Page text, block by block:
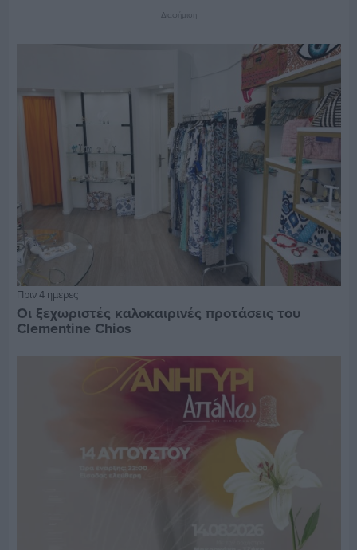
Διαφήμιση
Πριν 4 ημέρες
Οι ξεχωριστές καλοκαιρινές προτάσεις του
Clementine Chios